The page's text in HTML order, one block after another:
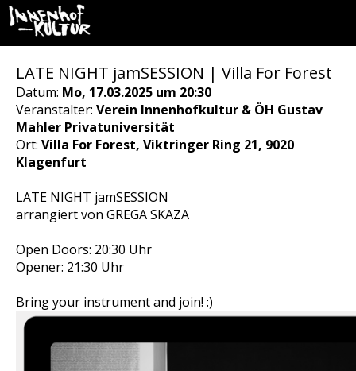
LATE NIGHT jamSESSION | Villa For Forest
Datum: Mo, 17.03.2025 um 20:30
Veranstalter: Verein Innenhofkultur & ÖH Gustav
Mahler Privatuniversität
Ort: Villa For Forest, Viktringer Ring 21, 9020
Klagenfurt
LATE NIGHT jamSESSION
arrangiert von GREGA SKAZA
Open Doors: 20:30 Uhr
Opener: 21:30 Uhr
Bring your instrument and join! :)